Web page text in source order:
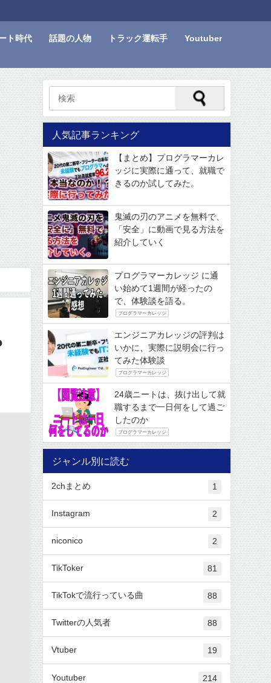
ト時代 話題の人物 トラック運転手 Youtuber
人気記事ランキング
【まとめ】プログラマーカレ
ッジに実際に通って、就職で
きるのか試してみた。
鬼滅の刃のアニメを無料で、
「安全」に動画で見る方法を
紹介していく
プログラマーカレッジ に通
い始めて1週間が経ったの
で、体験談を語る。
プログラマーカレッジ
エンジニアカレッジの評判は
いかに、実際に説明会に行っ
てみた体験談
プログラマーカレッジ
24歳ニートは、抜け出して就
職するまで一日何をして過ご
したのか
プログラマーカレッジ
ジャンル別に読む
2chまとめ 1
Instagram 2
niconico 2
TikToker 81
TikTokで流行っている曲 88
Twitterの人気者 88
Vtuber 19
Youtuber 214